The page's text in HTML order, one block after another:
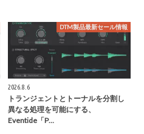
DTM製品最新セール情報
2026.8.6
トランジェントとトーナルを分割し
異なる処理を可能にする、
Eventide「P…